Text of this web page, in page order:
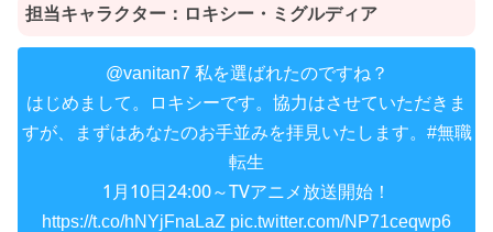
担当キャラクター： ロキシー・ミグルディア
@vanitan7 私を選ばれたのですね？
はじめまして。ロキシーです。協力はさせていただきま
すが、まずはあなたのお手並みを拝見いたします。
#無職
転生
1月10日24:00～TVアニメ放送開始！
https://t.co/hNYjFnaLaZ pic.twitter.com/NP71ceqwp6